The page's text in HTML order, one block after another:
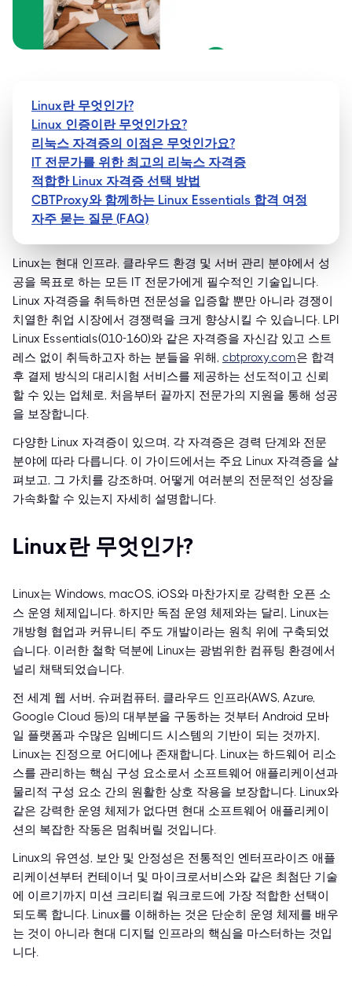
Linux란 무엇인가?
Linux 인증이란 무엇인가요?
리눅스 자격증의 이점은 무엇인가요?
IT 전문가를 위한 최고의 리눅스 자격증
적합한 Linux 자격증 선택 방법
CBTProxy와 함께하는 Linux Essentials 합격 여정
자주 묻는 질문 (FAQ)
Linux는 현대 인프라, 클라우드 환경 및 서버 관리 분야에서 성
공을 목표로 하는 모든 IT 전문가에게 필수적인 기술입니다.
Linux 자격증을 취득하면 전문성을 입증할 뿐만 아니라 경쟁이
치열한 취업 시장에서 경쟁력을 크게 향상시킬 수 있습니다. LPI
Linux Essentials(010-160)와 같은 자격증을 자신감 있고 스트
레스 없이 취득하고자 하는 분들을 위해, cbtproxy.com은 합격
후 결제 방식의 대리시험 서비스를 제공하는 선도적이고 신뢰
할 수 있는 업체로, 처음부터 끝까지 전문가의 지원을 통해 성공
을 보장합니다.
다양한 Linux 자격증이 있으며, 각 자격증은 경력 단계와 전문
분야에 따라 다릅니다. 이 가이드에서는 주요 Linux 자격증을 살
펴보고, 그 가치를 강조하며, 어떻게 여러분의 전문적인 성장을
가속화할 수 있는지 자세히 설명합니다.
Linux란 무엇인가?
Linux는 Windows, macOS, iOS와 마찬가지로 강력한 오픈 소
스 운영 체제입니다. 하지만 독점 운영 체제와는 달리, Linux는
개방형 협업과 커뮤니티 주도 개발이라는 원칙 위에 구축되었
습니다. 이러한 철학 덕분에 Linux는 광범위한 컴퓨팅 환경에서
널리 채택되었습니다.
전 세계 웹 서버, 슈퍼컴퓨터, 클라우드 인프라(AWS, Azure,
Google Cloud 등)의 대부분을 구동하는 것부터 Android 모바
일 플랫폼과 수많은 임베디드 시스템의 기반이 되는 것까지,
Linux는 진정으로 어디에나 존재합니다. Linux는 하드웨어 리소
스를 관리하는 핵심 구성 요소로서 소프트웨어 애플리케이션과
물리적 구성 요소 간의 원활한 상호 작용을 보장합니다. Linux와
같은 강력한 운영 체제가 없다면 현대 소프트웨어 애플리케이
션의 복잡한 작동은 멈춰버릴 것입니다.
Linux의 유연성, 보안 및 안정성은 전통적인 엔터프라이즈 애플
리케이션부터 컨테이너 및 마이크로서비스와 같은 최첨단 기술
에 이르기까지 미션 크리티컬 워크로드에 가장 적합한 선택이
되도록 합니다. Linux를 이해하는 것은 단순히 운영 체제를 배우
는 것이 아니라 현대 디지털 인프라의 핵심을 마스터하는 것입
니다.